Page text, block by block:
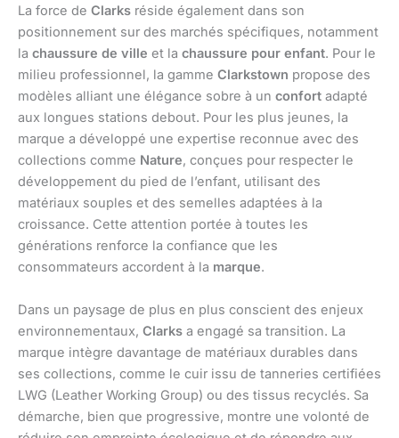
La force de Clarks réside également dans son
positionnement sur des marchés spécifiques, notamment
la chaussure de ville et la chaussure pour enfant. Pour le
milieu professionnel, la gamme Clarkstown propose des
modèles alliant une élégance sobre à un confort adapté
aux longues stations debout. Pour les plus jeunes, la
marque a développé une expertise reconnue avec des
collections comme Nature, conçues pour respecter le
développement du pied de l’enfant, utilisant des
matériaux souples et des semelles adaptées à la
croissance. Cette attention portée à toutes les
générations renforce la confiance que les
consommateurs accordent à la marque.
Dans un paysage de plus en plus conscient des enjeux
environnementaux, Clarks a engagé sa transition. La
marque intègre davantage de matériaux durables dans
ses collections, comme le cuir issu de tanneries certifiées
LWG (Leather Working Group) ou des tissus recyclés. Sa
démarche, bien que progressive, montre une volonté de